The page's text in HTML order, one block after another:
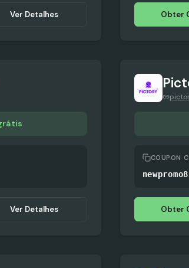
Ver Detalhes Obter
Ver Detalhes
COUPON
Obter